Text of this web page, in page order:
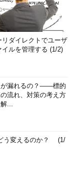
リダイレクトでユーザ
イルを管理する (1/2)
が漏れるの？――標的
流れ、対策の考え方
...
う変えるのか？ (1/